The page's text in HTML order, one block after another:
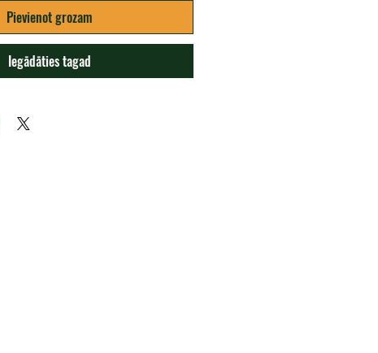
Pievienot grozam
Iegādāties tagad